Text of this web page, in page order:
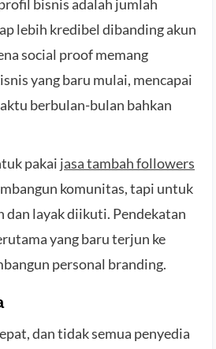
bisnis adalah jumlah
lebih kredibel dibanding akun
social proof memang
yang baru mulai, mencapai
berbulan-bulan bahkan
pakai jasa tambah followers
komunitas, tapi untuk
dan layak diikuti. Pendekatan
yang baru terjun ke
personal branding.
dan tidak semua penyedia